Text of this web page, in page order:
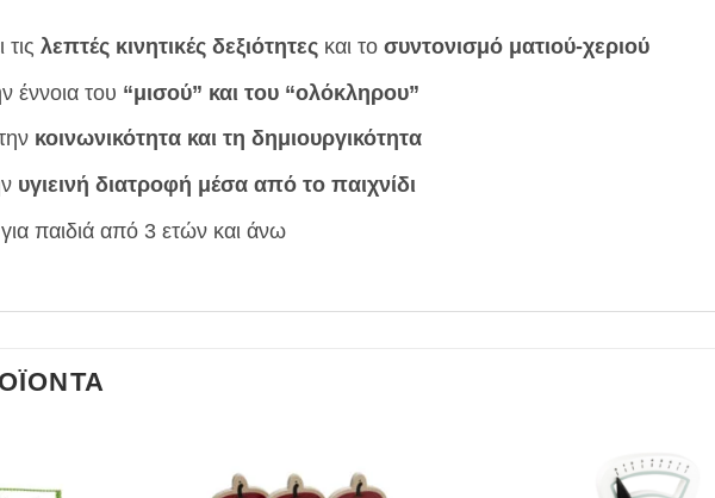
τιςλεπτές κινητικές δεξιότητες και τοσυντονισμό ματιού-χεριού
έννοια του “μισού” και του “ολόκληρου”
κοινωνικότητα και τη δημιουργικότητα
υγιεινή διατροφή μέσα από το παιχνίδι
παιδιά από 3 ετών και άνω